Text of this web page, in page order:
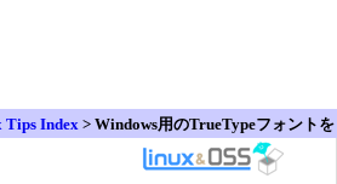
Tips Index > Windows用のTrueTypeフォントを